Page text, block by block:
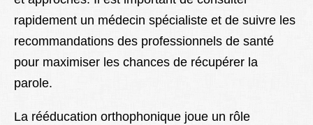
rapidement un médecin spécialiste et de suivre les
recommandations des professionnels de santé
pour maximiser les chances de récupérer la
parole.
La rééducation orthophonique joue un rôle